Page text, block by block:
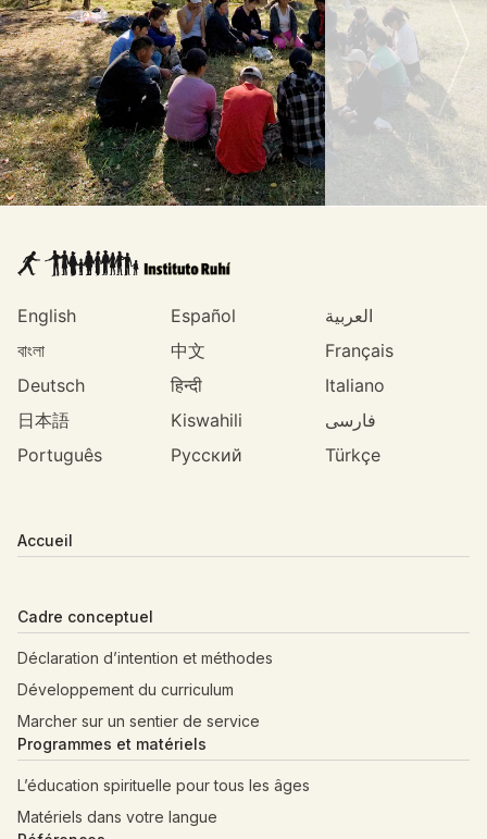
English Español
العربية
বাংলা
中文
Français
Deutsch
हिन्दी
Italiano
日本語
Kiswahili
فارسی
Português
Русский Türkçe
Accueil
Cadre conceptuel
Déclaration d’intention et méthodes
Développement du curriculum
Marcher sur un sentier de service
Programmes et matériels
L’éducation spirituelle pour tous les âges
Matériels dans votre langue